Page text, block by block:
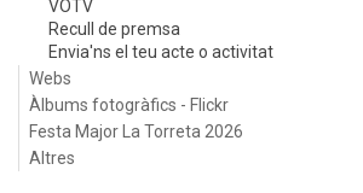
VOTV
Recull de premsa
Envia'ns el teu acte o activitat
Webs
Àlbums fotogràfics - Flickr
Festa Major La Torreta 2026
Altres